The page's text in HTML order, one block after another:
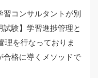
習コンサルタントが別
験】学習進捗管理と
理を行なっておりま
合格に導くメソッドで